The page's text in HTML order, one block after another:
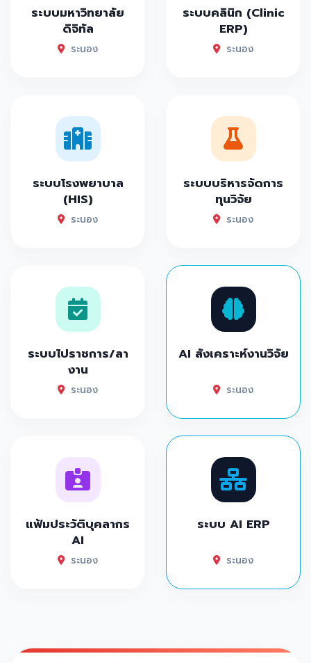
ระบบมหาวิทยาลัย
ดิจิทัล
ระนอง
ระบบคลินิก (Clinic
ERP)
ระนอง
ระบบโรงพยาบาล
(HIS)
ระนอง
ระบบบริหารจัดการ
ทุนวิจัย
ระนอง
ระบบไปราชการ/ลา
งาน
ระนอง
AI สังเคราะห์งานวิจัย
ระนอง
แฟ้มประวัติบุคลากร
AI
ระนอง
ระบบ AI ERP
ระนอง